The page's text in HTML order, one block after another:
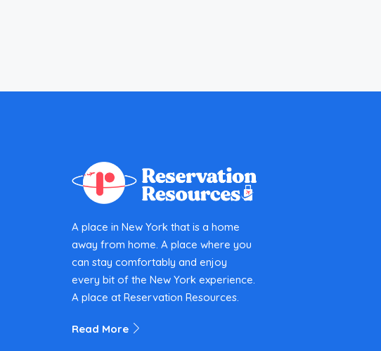
A place in New York that is a home
away from home. A place where you
can stay comfortably and enjoy
every bit of the New York experience.
A place at Reservation Resources.
Read More